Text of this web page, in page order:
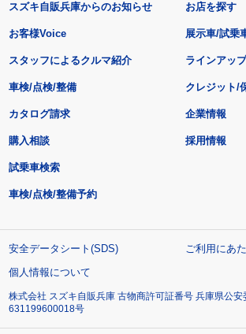
スズキ自販兵庫からのお知らせ
お客様Voice
スタッフによるクルマ紹介
お店を探す
展示車/試乗
ラインアッ
車検/点検/整備 クレジット/
カタログ請求
購入相談
試乗車検索
車検/点検/整備予約
企業情報
採用情報
安全データシート(SDS)
ご利用にあ
個人情報について
株式会社 スズキ自販兵庫 古物商許可証番号 兵庫県公安
631199600018号